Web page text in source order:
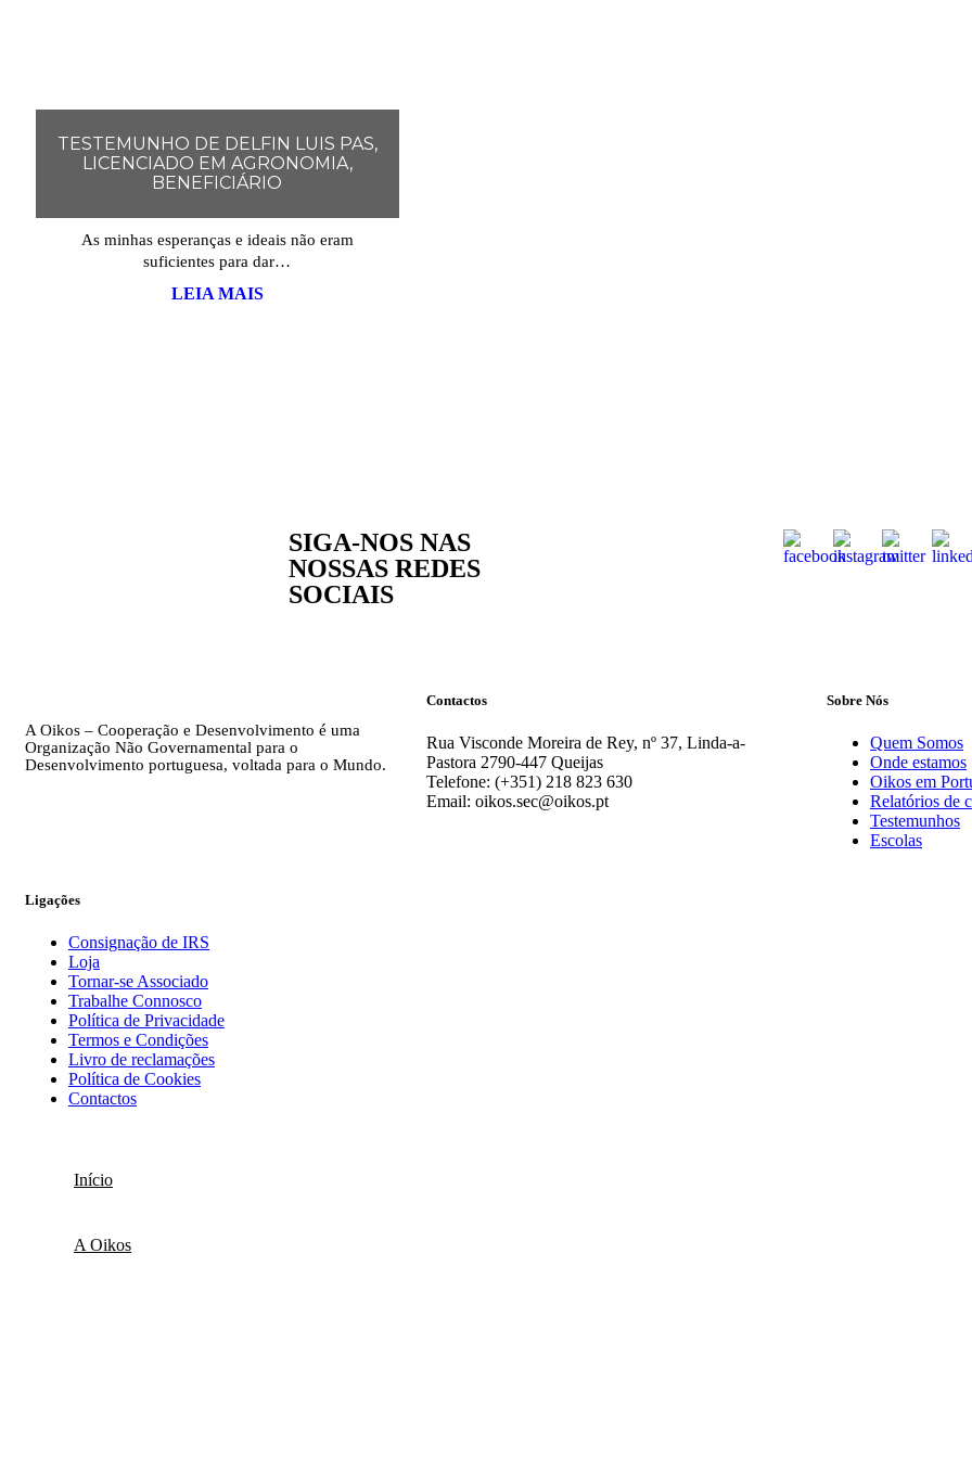
TESTEMUNHO DE DELFIN LUIS PAS,
LICENCIADO EM AGRONOMIA,
BENEFICIÁRIO
As minhas esperanças e ideais não eram
suficientes para dar…
LEIA MAIS
SIGA-NOS NAS
NOSSAS REDES
SOCIAIS
A Oikos – Cooperação e Desenvolvimento é uma
Organização Não Governamental para o
Desenvolvimento portuguesa, voltada para o Mundo.
Contactos
Rua Visconde Moreira de Rey, nº 37, Linda-a-
Pastora 2790-447 Queijas
Telefone: (+351) 218 823 630
Email: oikos.sec@oikos.pt
Sobre Nós
Quem Somos
Onde estamos
Oikos em
Relatórios de
Testemunhos
Escolas
Ligações
Consignação de IRS
Loja
Tornar-se Associado
Trabalhe Connosco
Política de Privacidade
Termos e Condições
Livro de reclamações
Política de Cookies
Contactos
Início
A Oikos